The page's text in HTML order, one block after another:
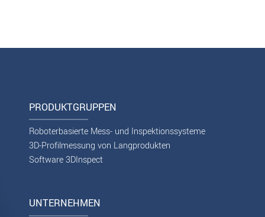
PRODUKTGRUPPEN
Roboterbasierte Mess- und Inspektionssysteme
3D-Profilmessung von Langprodukten
Software 3DInspect
UNTERNEHMEN